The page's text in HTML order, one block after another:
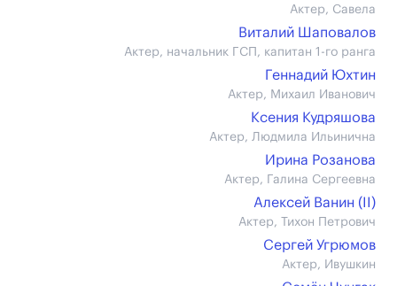
Актер, Савела
Виталий Шаповалов
Актер, начальник ГСП, капитан 1-го ранга
Геннадий Юхтин
Актер, Михаил Иванович
Ксения Кудряшова
Актер, Людмила Ильинична
Ирина Розанова
Актер, Галина Сергеевна
Алексей Ванин (II)
Актер, Тихон Петрович
Сергей Угрюмов
Актер, Ивушкин